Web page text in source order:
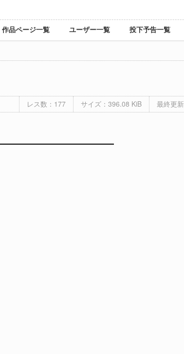
作品ページ一覧 ユーザー一覧 投下予告一覧
レス数：177 サイズ：396.08 KiB 最終更